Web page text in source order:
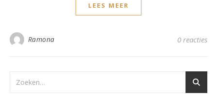
LEES MEER
Ramona 0 reacties